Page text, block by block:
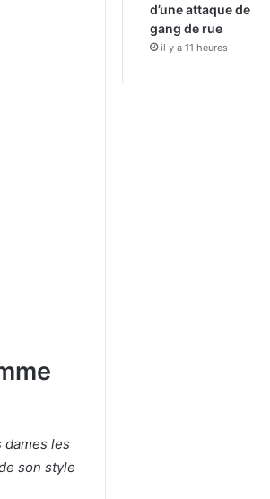
dames les
son style
d’une attaque de
gang de rue
il y a 11 heures